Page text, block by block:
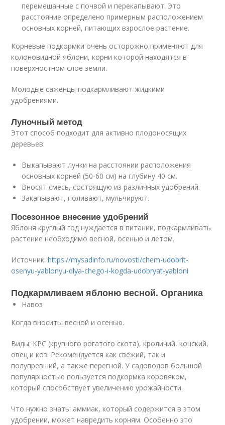
перемешанные с почвой и перекапывают. Это
расстояние определено примерным расположением
основных корней, питающих взрослое растение.
Корневые подкормки очень осторожно применяют для
колоновидной яблони, корни которой находятся в
поверхностном слое земли.
Молодые саженцы подкармливают жидкими
удобрениями.
Луночный метод
Этот способ подходит для активно плодоносящих
деревьев:
Выкапывают лунки на расстоянии расположения
основных корней (50-60 см) на глубину 40 см.
Вносят смесь, состоящую из различных удобрений.
Закапывают, поливают, мульчируют.
Посезонное внесение удобрений
Яблоня круглый год нуждается в питании, подкармливать
растение необходимо весной, осенью и летом.
Источник:https://mysadinfo.ru/novosti/chem-udobrit-
osenyu-yablonyu-dlya-chego-i-kogda-udobryat-yabloni
Подкармливаем яблоню весной. Органика
Навоз
Когда вносить: весной и осенью.
Виды: КРС (крупного рогатого скота), кроличий, конский,
овец и коз. Рекомендуется как свежий, так и
полупревший, а также перегной. У садоводов большой
популярностью пользуется подкормка коровяком,
который способствует увеличению урожайности.
Что нужно знать: аммиак, который содержится в этом
удобрении, может навредить корням. Особенно это